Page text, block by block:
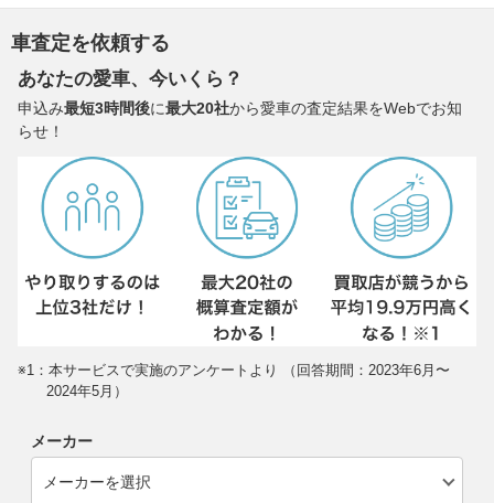
車査定を依頼する
あなたの愛車、今いくら？
申込み最短3時間後に最大20社から愛車の査定結果をWebでお知
らせ！
※1：本サービスで実施のアンケートより （回答期間：2023年6月〜
2024年5月）
メーカー